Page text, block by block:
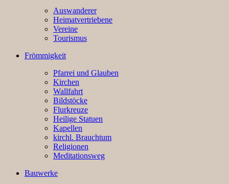
Auswanderer
Heimatvertriebene
Vereine
Tourismus
Frömmigkeit
Pfarrei und Glauben
Kirchen
Wallfahrt
Bildstöcke
Flurkreuze
Heilige Statuen
Kapellen
kirchl. Brauchtum
Religionen
Meditationsweg
Bauwerke